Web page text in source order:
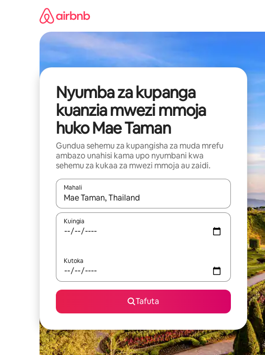
Nyumba za kupanga
kuanzia mwezi mmoja
huko Mae Taman
Gundua sehemu za kupangisha za muda mrefu
ambazo unahisi kama upo nyumbani kwa
sehemu za kukaa za mwezi mmoja au zaidi.
Mahali
Wakati matokeo yanapatikana, vinjari kwa kutumia vitufe vya
Kuingia
Kutoka
Tafuta